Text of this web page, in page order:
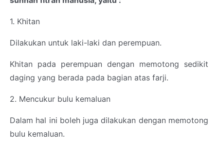
1. Khitan
Dilakukan untuk laki-laki dan perempuan.
Khitan pada perempuan dengan memotong sedikit
daging yang berada pada bagian atas farji.
2. Mencukur bulu kemaluan
Dalam hal ini boleh juga dilakukan dengan memotong
bulu kemaluan.